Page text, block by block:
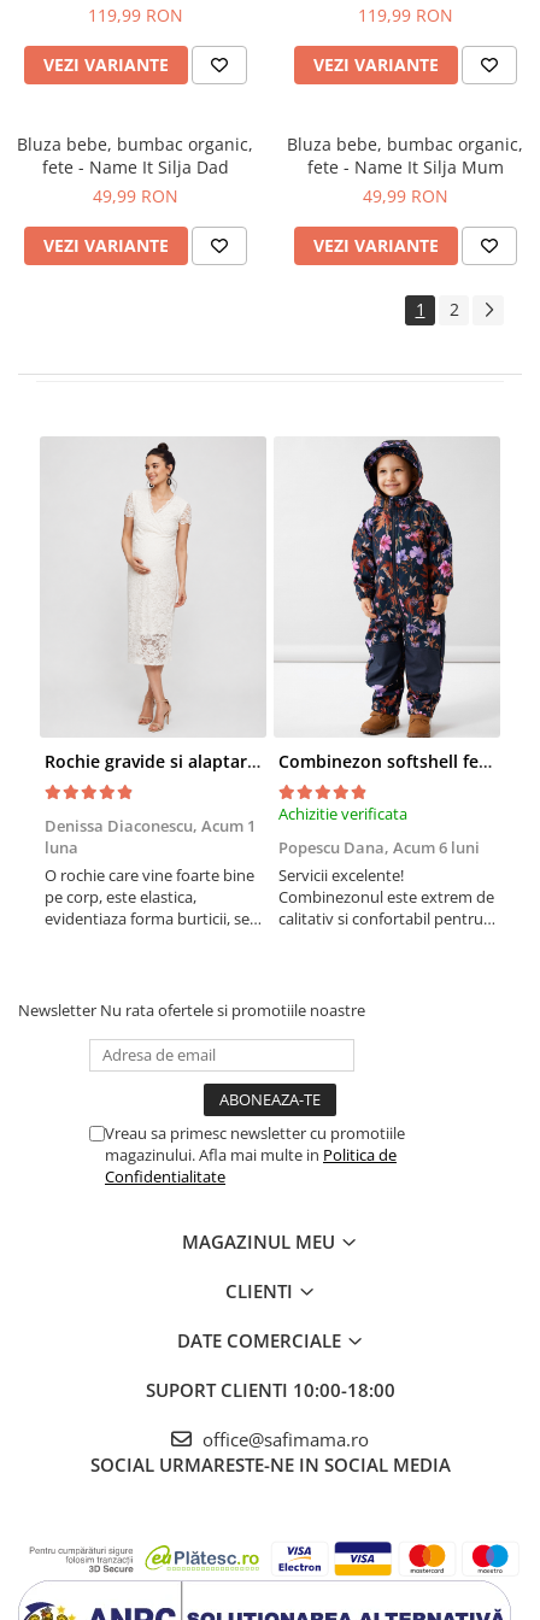
It Steve Sweat
119,99 RON
VEZI VARIANTE
Sidse
119,99 RON
VEZI VARIANTE
Bluza bebe, bumbac organic,
fete - Name It Silja Dad
49,99 RON
VEZI VARIANTE
Bluza bebe, bumbac organic,
fete - Name It Silja Mum
49,99 RON
VEZI VARIANTE
1 2
Rochie gravide si alaptare pentru cununia civila Mivana Crossover
Denissa Diaconescu, Acum 1
luna
O rochie care vine foarte bine
pe corp, este elastica,
evidentiaza forma burticii, se
Combinezon softshell fete - Name It Autumn Flower
Achizitie verificata
Popescu Dana, Acum 6 luni
Servicii excelente!
Combinezonul este extrem de
calitativ si confortabil pentru
ca nu este foarte voluminos,
Newsletter Nu rata ofertele si promotiile noastre
Vreau sa primesc newsletter cu promotiile
magazinului. Afla mai multe in Politica de
Confidentialitate
MAGAZINUL MEU
CLIENTI
DATE COMERCIALE
SUPORT CLIENTI 10:00-18:00
office@safimama.ro
SOCIAL URMARESTE-NE IN SOCIAL MEDIA